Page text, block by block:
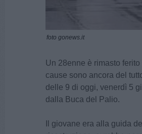
foto gonews.it
Un 28enne è rimasto
cause sono ancora del
delle 9 di oggi, venerdì 5
dalla Buca del Palio.
Il giovane era alla guida